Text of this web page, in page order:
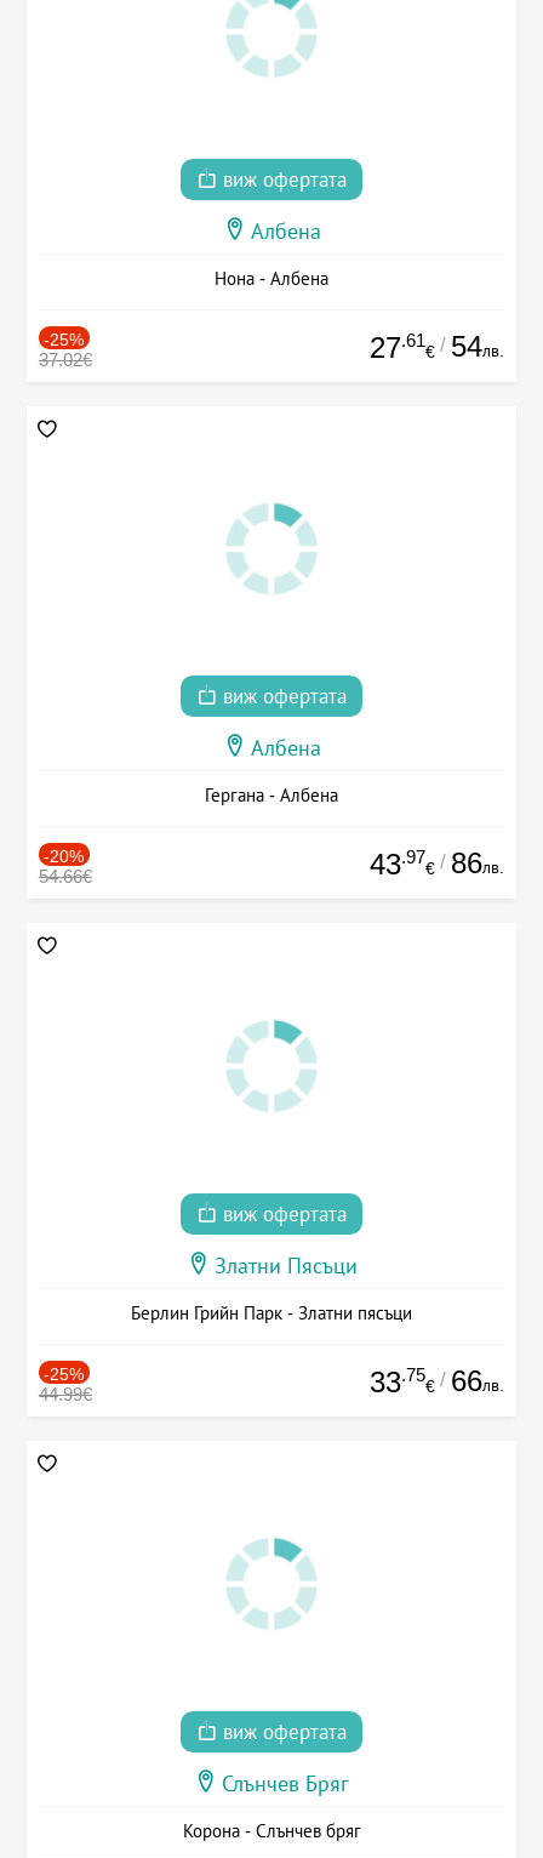
виж офертата
Албена
Нона - Албена
-25%
37.02€ 27.61
€ / 54лв.
виж офертата
Албена
Гергана - Албена
-20%
54.66€ 43.97
€ / 86лв.
виж офертата
Златни Пясъци
Берлин Грийн Парк - Златни пясъци
-25%
44.99€ 33.75
€ / 66лв.
виж офертата
Слънчев Бряг
Корона - Слънчев бряг